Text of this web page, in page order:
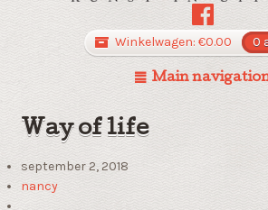
Winkelwagen: €0.00 0
Main
Way of life
september 2, 2018
nancy